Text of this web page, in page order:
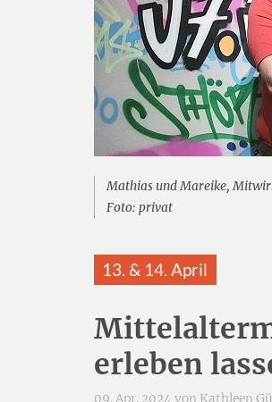
Mathias und Mareike,
Foto: privat
13. & 14. April
erleben
09. Apr. 2024 von Kathleen